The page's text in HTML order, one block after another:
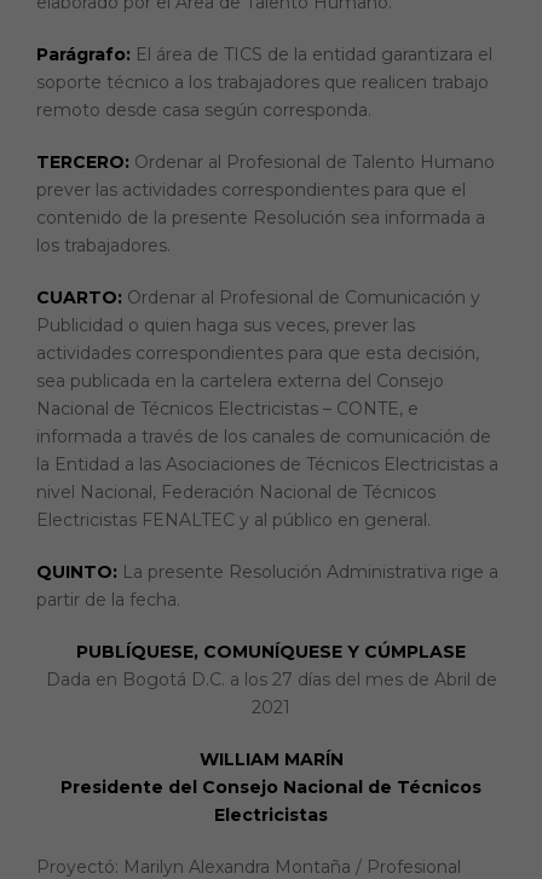
Parágrafo: El área de TICS de la entidad garantizara el
soporte técnico a los trabajadores que realicen trabajo
remoto desde casa según corresponda.
TERCERO: Ordenar al Profesional de Talento Humano
prever las actividades correspondientes para que el
contenido de la presente Resolución sea informada a
los trabajadores.
CUARTO: Ordenar al Profesional de Comunicación y
Publicidad o quien haga sus veces, prever las
actividades correspondientes para que esta decisión,
sea publicada en la cartelera externa del Consejo
Nacional de Técnicos Electricistas – CONTE, e
informada a través de los canales de comunicación de
la Entidad a las Asociaciones de Técnicos Electricistas a
nivel Nacional, Federación Nacional de Técnicos
Electricistas FENALTEC y al público en general.
QUINTO: La presente Resolución Administrativa rige a
partir de la fecha.
PUBLÍQUESE, COMUNÍQUESE Y CÚMPLASE
Dada en Bogotá D.C. a los 27 días del mes de Abril de
2021
WILLIAM MARÍN
Presidente del Consejo Nacional de Técnicos
Electricistas
Proyectó: Marilyn Alexandra Montaña / Profesional